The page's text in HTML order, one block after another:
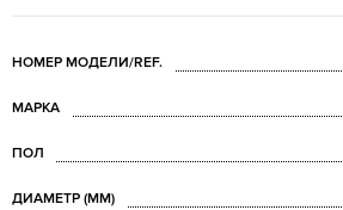
НОМЕР МОДЕЛИ/REF.
МАРКА
ПОЛ
ДИАМЕТР (MM)